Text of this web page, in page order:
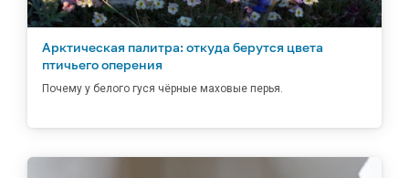
Арктическая палитра: откуда берутся цвета
птичьего оперения
Почему у белого гуся чёрные маховые перья.